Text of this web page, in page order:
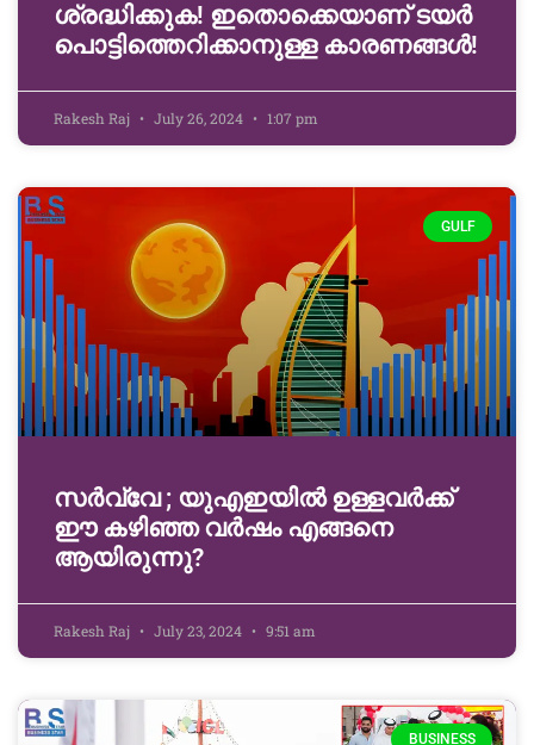
ശ്രദ്ധിക്കുക! ഇതൊക്കെയാണ് ടയർ
പൊട്ടിത്തെറിക്കാനുള്ള കാരണങ്ങൾ!
Rakesh Raj July 26, 2024 1:07 pm
GULF
സർവ്വേ ; യുഎഇയിൽ ഉള്ളവർക്ക്
ഈ കഴിഞ്ഞ വർഷം എങ്ങനെ
ആയിരുന്നു?
Rakesh Raj July 23, 2024 9:51 am
BUSINESS